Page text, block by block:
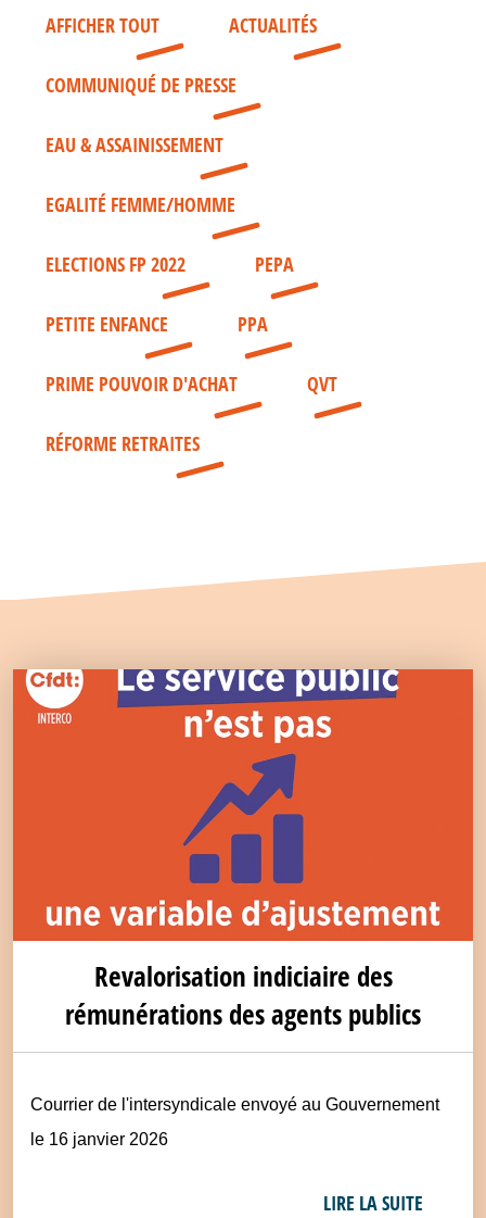
AFFICHER TOUT ACTUALITÉS
COMMUNIQUÉ DE PRESSE
EAU & ASSAINISSEMENT
EGALITÉ FEMME/HOMME
ELECTIONS FP 2022 PEPA
PETITE ENFANCE PPA
PRIME POUVOIR D'ACHAT QVT
RÉFORME RETRAITES
Revalorisation indiciaire des
rémunérations des agents publics
Courrier de l'intersyndicale envoyé au Gouvernement
le 16 janvier 2026
LIRE LA SUITE